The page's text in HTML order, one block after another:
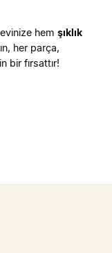
hem şıklık
her parça,
bir fırsattır!